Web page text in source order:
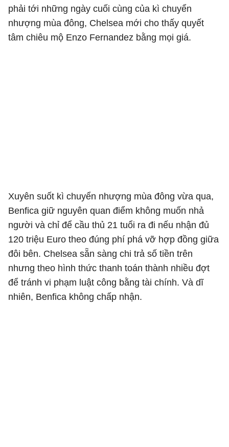
phải tới những ngày cuối cùng của kì chuyển
nhượng mùa đông, Chelsea mới cho thấy quyết
tâm chiêu mộ Enzo Fernandez bằng mọi giá.
Xuyên suốt kì chuyển nhượng mùa đông vừa qua,
Benfica giữ nguyên quan điểm không muốn nhả
người và chỉ để cầu thủ 21 tuổi ra đi nếu nhận đủ
120 triệu Euro theo đúng phí phá vỡ hợp đồng giữa
đôi bên. Chelsea sẵn sàng chi trả số tiền trên
nhưng theo hình thức thanh toán thành nhiều đợt
để tránh vi phạm luật công bằng tài chính. Và dĩ
nhiên, Benfica không chấp nhận.